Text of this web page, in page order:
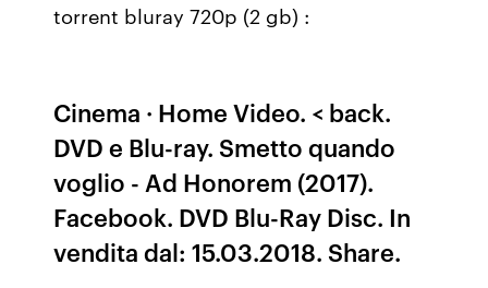
torrent bluray 720p (2 gb) :
Cinema · Home Video. < back.
DVD e Blu-ray. Smetto quando
voglio - Ad Honorem (2017).
Facebook. DVD Blu-Ray Disc. In
vendita dal: 15.03.2018. Share.